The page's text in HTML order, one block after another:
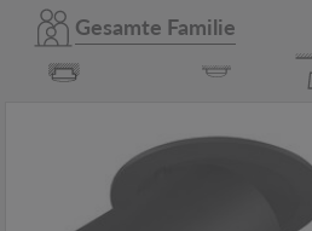
Gesamte Familie